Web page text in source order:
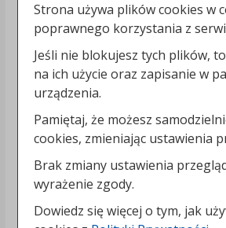
ul. Stanisława
Warszawa, w sytuacji,
Pani/Pan, że
osobowych narusza
ogólnego
danych ("RODO„).
Przetwarzanie Pani/Pana
osobowych jest wymogiem
również umownym. Osoby,
dotyczą są zobowiązane do
Nieprzekazanie danych
Strona używa plików cookies w
poprawnego korzystania z
Jeśli nie blokujesz tych plików,
na ich użycie oraz zapisanie w
urządzenia.
Pamiętaj, że możesz
cookies, zmieniając ustawienia
Brak zmiany ustawienia
wyrażenie zgody.
Dowiedz się więcej o tym, jak